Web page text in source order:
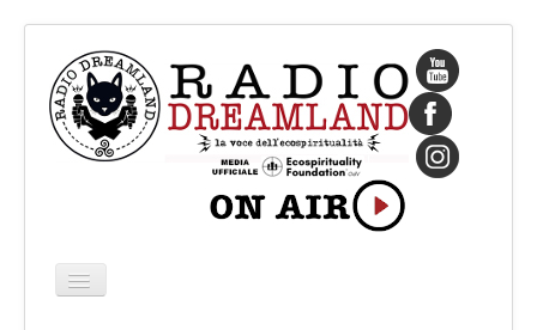
Cambia
navigazione